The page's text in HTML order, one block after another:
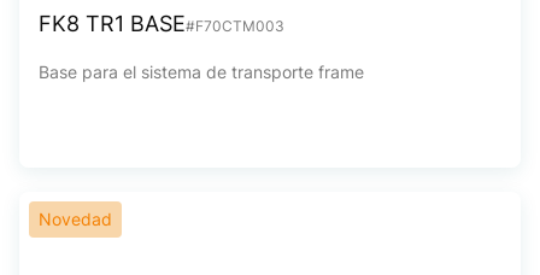
FK8 TR1 BASE#F70CTM003
Base para el sistema de transporte frame
Novedad